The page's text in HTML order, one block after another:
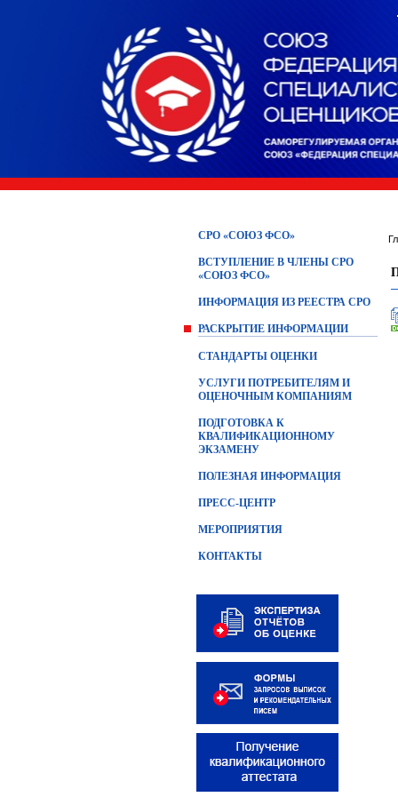
СРО «СОЮЗ ФСО»
ВСТУПЛЕНИЕ В ЧЛЕНЫ СРО
«СОЮЗ ФСО»
ИНФОРМАЦИЯ ИЗ РЕЕСТРА СРО
РАСКРЫТИЕ ИНФОРМАЦИИ
СТАНДАРТЫ ОЦЕНКИ
УСЛУГИ ПОТРЕБИТЕЛЯМ И
ОЦЕНОЧНЫМ КОМПАНИЯМ
ПОДГОТОВКА К
КВАЛИФИКАЦИОННОМУ
ЭКЗАМЕНУ
ПОЛЕЗНАЯ ИНФОРМАЦИЯ
ПРЕСС-ЦЕНТР
МЕРОПРИЯТИЯ
КОНТАКТЫ